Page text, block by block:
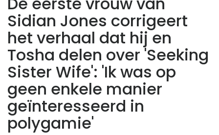
Sidian Jones corrigeert
het verhaal dat hij en
Tosha delen over 'Seeking
Sister Wife': 'Ik was op
geen enkele manier
geïnteresseerd in
polygamie'